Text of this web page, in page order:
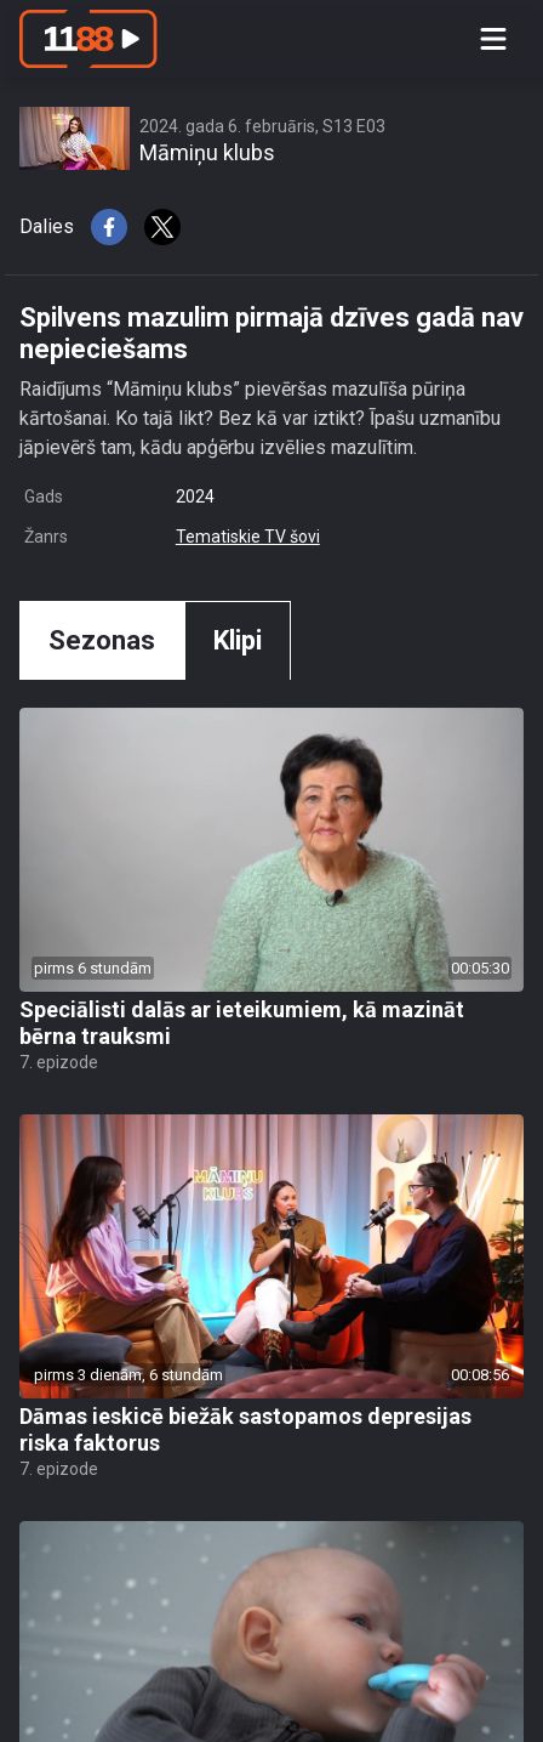
Spilvens mazulim pirmajā dzīves gadā
2024. gada 6. februāris, S13 E03
Māmiņu klubs
Dalies
Spilvens mazulim pirmajā dzīves gadā nav
nepieciešams
Raidījums “Māmiņu klubs” pievēršas mazulīša pūriņa
kārtošanai. Ko tajā likt? Bez kā var iztikt? Īpašu uzmanību
jāpievērš tam, kādu apģērbu izvēlies mazulītim.
Gads 2024
Žanrs Tematiskie TV šovi
Sezonas Klipi
pirms 6 stundām 00:05:30
Speciālisti dalās ar ieteikumiem, kā mazināt
bērna trauksmi
7. epizode
pirms 3 dienām, 6 stundām 00:08:56
Dāmas ieskicē biežāk sastopamos depresijas
riska faktorus
7. epizode